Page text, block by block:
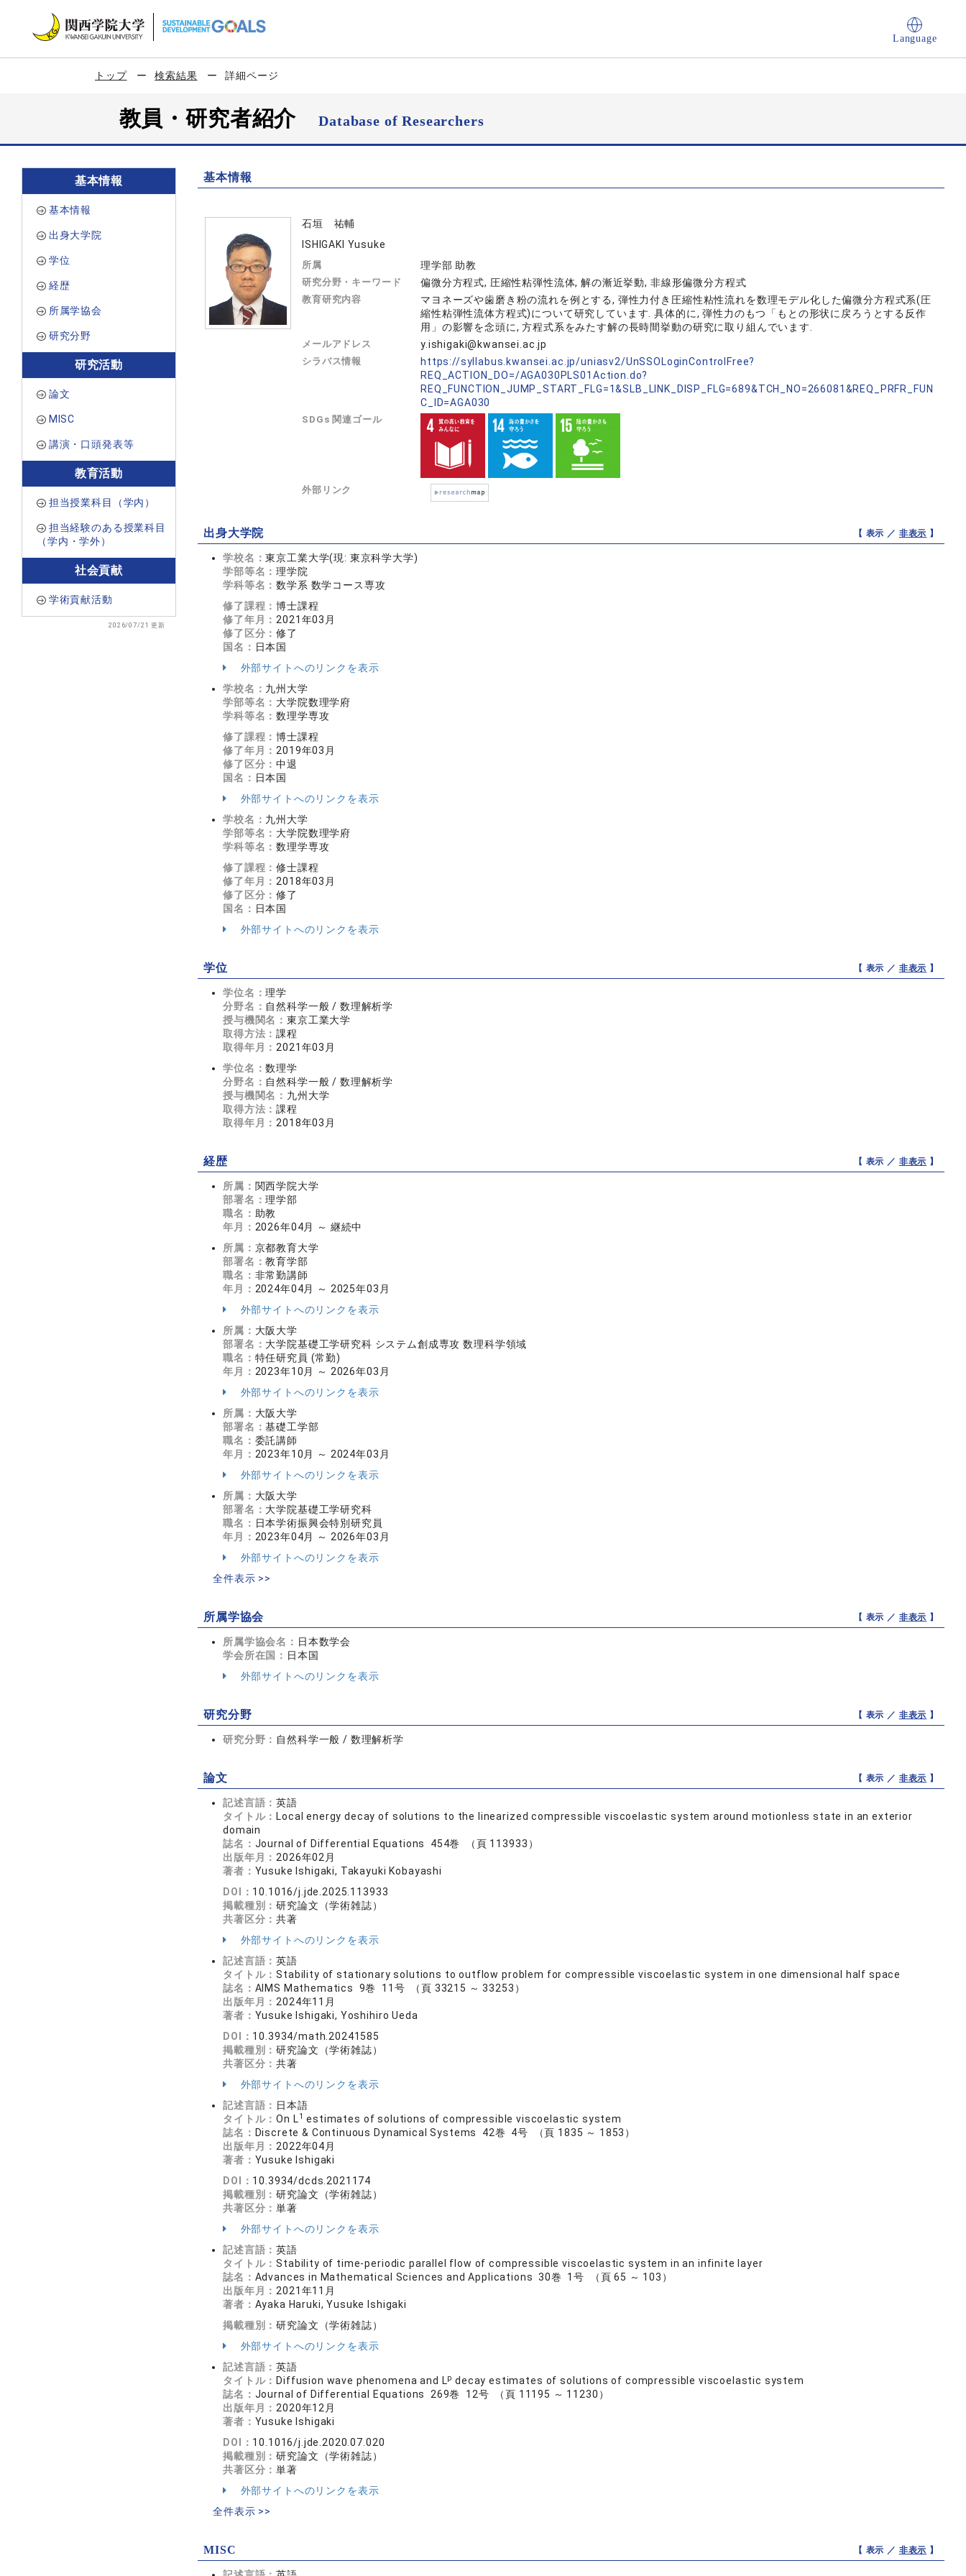
Language
トップ 検索結果 詳細ページ
教員・研究者紹介Database of Researchers
基本情報
基本情報
出身大学院
学位
経歴
所属学協会
研究分野
研究活動
論文
MISC
講演・口頭発表等
教育活動
担当授業科目（学内）
担当経験のある授業科目
（学内・学外）
社会貢献
学術貢献活動
2026/07/21 更新
基本情報
石垣 祐輔
ISHIGAKI Yusuke
所属 理学部 助教
研究分野・キーワード 偏微分方程式, 圧縮性粘弾性流体, 解の漸近挙動, 非線形偏微分方程式
教育研究内容
マヨネーズや歯磨き粉の流れを例とする, 弾性力付き圧縮性粘性流れを数理モデル化した偏微分方程式系(圧
縮性粘弾性流体方程式)について研究しています. 具体的に, 弾性力のもつ「もとの形状に戻ろうとする反作
用」の影響を念頭に, 方程式系をみたす解の長時間挙動の研究に取り組んでいます.
メールアドレス y.ishigaki@kwansei.ac.jp
シラバス情報
https://syllabus.kwansei.ac.jp/uniasv2/UnSSOLoginControlFree?
REQ_ACTION_DO=/AGA030PLS01Action.do?
REQ_FUNCTION_JUMP_START_FLG=1&SLB_LINK_DISP_FLG=689&TCH_NO=266081&REQ_PRFR_FUN
C_ID=AGA030
SDGs 関連ゴール
外部リンク
出身大学院 【 表示 ／ 非表示 】
学校名：東京工業大学(現: 東京科学大学)
学部等名：理学院
学科等名：数学系 数学コース専攻
修了課程：博士課程
修了年月： 2021年03月
修了区分：修了
国名： 日本国
外部サイトへのリンクを表示
学校名： 九州大学
学部等名： 大学院数理学府
学科等名：数理学専攻
修了課程：博士課程
修了年月： 2019年03月
修了区分：中退
国名： 日本国
外部サイトへのリンクを表示
学校名： 九州大学
学部等名： 大学院数理学府
学科等名：数理学専攻
修了課程：修士課程
修了年月： 2018年03月
修了区分：修了
国名： 日本国
外部サイトへのリンクを表示
学位 【 表示 ／ 非表示 】
学位名：理学
分野名： 自然科学一般 / 数理解析学
授与機関名：東京工業大学
取得方法：課程
取得年月： 2021年03月
学位名：数理学
分野名： 自然科学一般 / 数理解析学
授与機関名： 九州大学
取得方法：課程
取得年月： 2018年03月
経歴 【 表示 ／ 非表示 】
所属： 関西学院大学
部署名：理学部
職名： 助教
年月： 2026年04月 ～ 継続中
所属： 京都教育大学
部署名：教育学部
職名： 非常勤講師
年月： 2024年04月 ～ 2025年03月
外部サイトへのリンクを表示
所属： 大阪大学
部署名： 大学院基礎工学研究科 システム創成専攻 数理科学領域
職名： 特任研究員 (常勤)
年月： 2023年10月 ～ 2026年03月
外部サイトへのリンクを表示
所属： 大阪大学
部署名：基礎工学部
職名： 委託講師
年月： 2023年10月 ～ 2024年03月
外部サイトへのリンクを表示
所属： 大阪大学
部署名： 大学院基礎工学研究科
職名： 日本学術振興会特別研究員
年月： 2023年04月 ～ 2026年03月
外部サイトへのリンクを表示
全件表示 >>
所属学協会 【 表示 ／ 非表示 】
所属学協会名： 日本数学会
学会所在国： 日本国
外部サイトへのリンクを表示
研究分野 【 表示 ／ 非表示 】
研究分野： 自然科学一般 / 数理解析学
論文 【 表示 ／ 非表示 】
記述言語：英語
タイトル： Local energy decay of solutions to the linearized compressible viscoelastic system around motionless state in an exterior
domain
誌名： Journal of Differential Equations 454巻 （頁 113933）
出版年月： 2026年02月
著者： Yusuke Ishigaki, Takayuki Kobayashi
DOI： 10.1016/j.jde.2025.113933
掲載種別：研究論文（学術雑誌）
共著区分：共著
外部サイトへのリンクを表示
記述言語：英語
タイトル：Stability of stationary solutions to outflow problem for compressible viscoelastic system in one dimensional half space
誌名： AIMS Mathematics 9巻 11号 （頁 33215 ～ 33253）
出版年月： 2024年11月
著者： Yusuke Ishigaki, Yoshihiro Ueda
DOI： 10.3934/math.20241585
掲載種別：研究論文（学術雑誌）
共著区分：共著
外部サイトへのリンクを表示
記述言語： 日本語
タイトル：On L1 estimates of solutions of compressible viscoelastic system
誌名： Discrete & Continuous Dynamical Systems 42巻 4号 （頁 1835 ～ 1853）
出版年月： 2022年04月
著者： Yusuke Ishigaki
DOI： 10.3934/dcds.2021174
掲載種別：研究論文（学術雑誌）
共著区分：単著
外部サイトへのリンクを表示
記述言語：英語
タイトル：Stability of time-periodic parallel flow of compressible viscoelastic system in an infinite layer
誌名： Advances in Mathematical Sciences and Applications 30巻 1号 （頁 65 ～ 103）
出版年月： 2021年11月
著者： Ayaka Haruki, Yusuke Ishigaki
掲載種別：研究論文（学術雑誌）
外部サイトへのリンクを表示
記述言語：英語
タイトル： Diffusion wave phenomena and Lp decay estimates of solutions of compressible viscoelastic system
誌名： Journal of Differential Equations 269巻 12号 （頁 11195 ～ 11230）
出版年月： 2020年12月
著者： Yusuke Ishigaki
DOI： 10.1016/j.jde.2020.07.020
掲載種別：研究論文（学術雑誌）
共著区分：単著
外部サイトへのリンクを表示
全件表示 >>
MISC 【 表示 ／ 非表示 】